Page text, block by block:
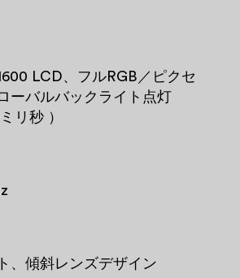
LCD、フルRGB／ピクセ
ーバルバックライト点灯
リ秒 ）
、傾斜レンズデザイン